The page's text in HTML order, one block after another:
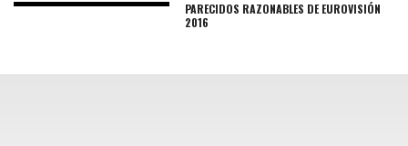
PARECIDOS RAZONABLES DE EUROVISIÓN
2016